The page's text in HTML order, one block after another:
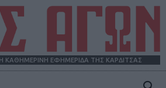
ΚΑΘΗΜΕΡΙΝΗ ΕΦΗΜΕΡΙΔΑ ΤΗΣ ΚΑΡΔΙΤΣΑΣ